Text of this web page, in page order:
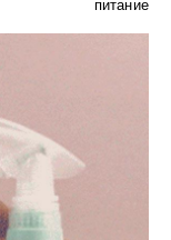
питание